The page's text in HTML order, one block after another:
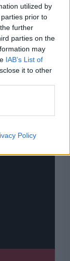
utilized by
prior to
further
parties on the
may
IAB’s List of
it to other
Policy
în